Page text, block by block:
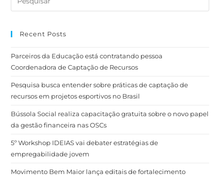
Recent Posts
Parceiros da Educação está contratando pessoa
Coordenadora de Captação de Recursos
Pesquisa busca entender sobre práticas de captação de
recursos em projetos esportivos no Brasil
Bússola Social realiza capacitação gratuita sobre o novo papel
da gestão financeira nas OSCs
5º Workshop IDEIAS vai debater estratégias de
empregabilidade jovem
Movimento Bem Maior lança editais de fortalecimento